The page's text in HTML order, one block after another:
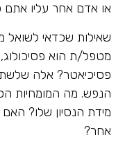
או אדם אחר עליו אתם
שאילות שכדאי לשואל
מטפל/ת הוא פסיכולוג,
פסיכיאטר? אלה שלשת
הנפש. מה המומחיות
מידת הנסיון שלו?
אחר?